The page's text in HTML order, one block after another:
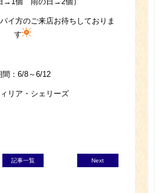
イ方のご来店お待ちしておりま
す
間：6/8～6/12
リア・シェリーズ
記事一覧 Next